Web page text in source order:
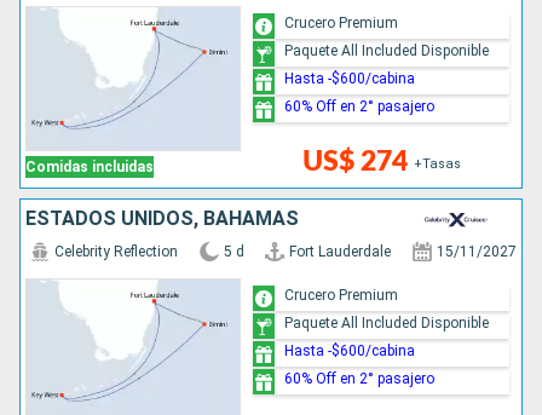
Comidas incluidas US$ 274 +Tasas
Crucero Premium
Paquete All Included Disponible
Hasta -$600/cabina
60% Off en 2° pasajero
ESTADOS UNIDOS, BAHAMAS
Celebrity Reflection 5 d Fort Lauderdale 15/11/2027
Crucero Premium
Paquete All Included Disponible
Hasta -$600/cabina
60% Off en 2° pasajero